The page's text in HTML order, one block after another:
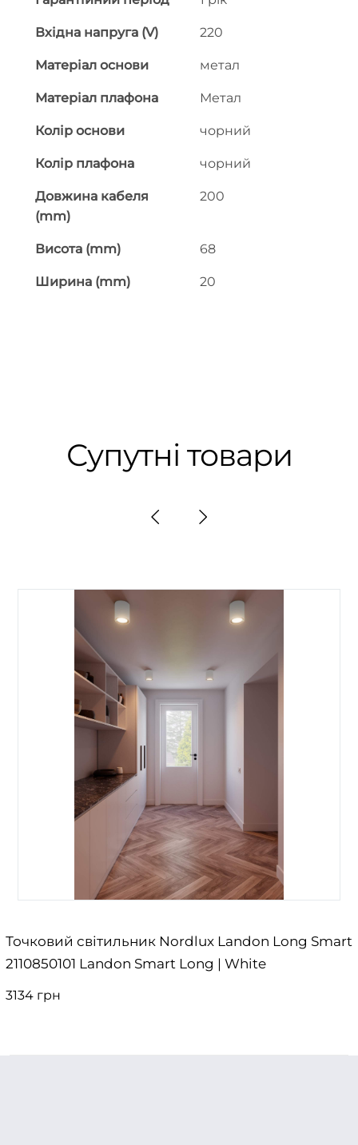
Вхідна напруга (V) 220
Матеріал основи метал
Матеріал плафона Метал
Колір основи чорний
Колір плафона чорний
Довжина кабеля
(mm)
200
Висота (mm) 68
Ширина (mm) 20
Супутні товари
Точковий світильник Nordlux Landon Long Smart
2110850101 Landon Smart Long | White
3134 грн